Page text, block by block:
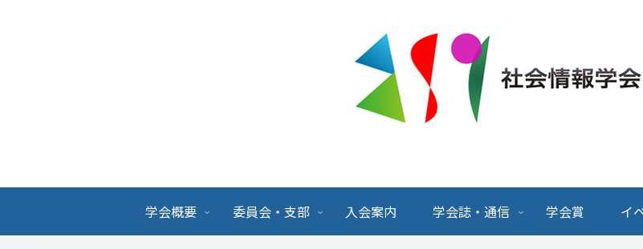
学会概要 委員会・支部 入会案内 学会誌・通信 学会賞 イ